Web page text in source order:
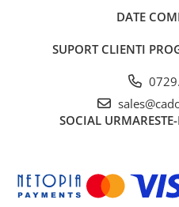
DATE
SUPORT CLIENTI
SOCIAL